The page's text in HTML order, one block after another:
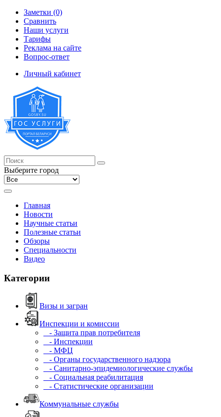
Заметки (0)
Сравнить
Наши услуги
Тарифы
Реклама на сайте
Вопрос-ответ
Личный кабинет
Выберите город
Главная
Новости
Научные статьи
Полезные статьи
Обзоры
Специальности
Видео
Категории
Визы и загран
Инспекции и комиссии
- Защита прав потребителя
- Инспекции
- МФЦ
- Органы государственного надзора
- Санитарно-эпидемиологические службы
- Социальная реабилитация
- Статистические организации
Коммунальные службы